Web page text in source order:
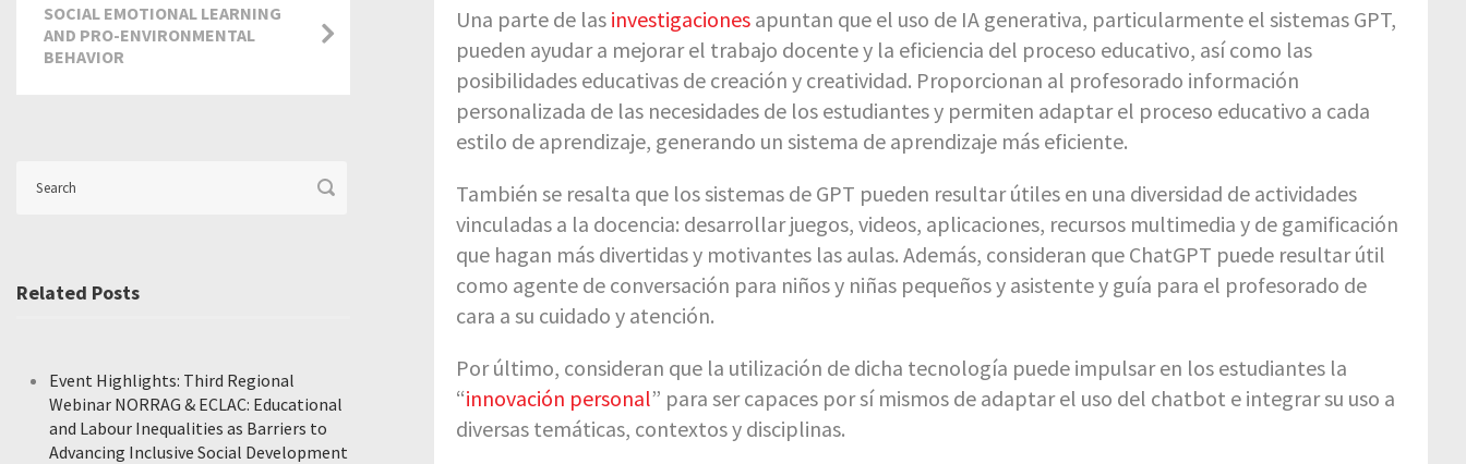
Una parte de las investigacionesapuntan que el uso de IA generativa, particularmente el sistemas GPT,
pueden ayudar a mejorar el trabajo docente y la eficiencia del proceso educativo, así como las
posibilidades educativas de creación y creatividad. Proporcionan al profesorado información
personalizada de las necesidades de los estudiantes y permiten adaptar el proceso educativo a cada
estilo de aprendizaje, generando un sistema de aprendizaje más eficiente.
También se resalta que los sistemas de GPT pueden resultar útiles en una diversidad de actividades
vinculadas a la docencia: desarrollar juegos, videos, aplicaciones, recursos multimedia y de gamificación
que hagan más divertidas y motivantes las aulas. Además, consideran que ChatGPT puede resultar útil
como agente de conversación para niños y niñas pequeños y asistente y guía para el profesorado de
cara a su cuidado y atención.
Por último, consideran que la utilización de dicha tecnología puede impulsar en los estudiantes la
“innovación personal” para ser capaces por sí mismos de adaptar el uso del chatbot e integrar su uso a
diversas temáticas, contextos y disciplinas.
SOCIAL EMOTIONAL LEARNING
AND PRO-ENVIRONMENTAL
BEHAVIOR
Related Posts
Event Highlights: Third Regional
Webinar NORRAG & ECLAC: Educational
and Labour Inequalities as Barriers to
Advancing Inclusive Social Development